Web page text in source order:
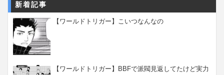
新着記事
【ワールドトリガー】こいつなんなの
【ワールドトリガー】BBFで派閥見返してたけど実力